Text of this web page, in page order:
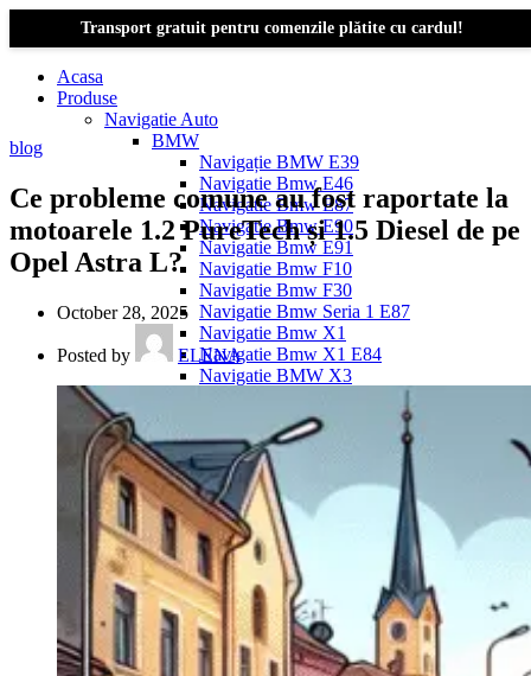
Transport gratuit pentru comenzile plătite cu cardul!
Acasa
Produse
Navigatie Auto
BMW
Navigație BMW E39
Navigatie Bmw E46
Navigatie Bmw E87
Navigatie Bmw E90
Navigatie Bmw E91
Navigatie Bmw F10
Navigatie Bmw F30
Navigatie Bmw Seria 1 E87
Navigatie Bmw X1
Navigatie Bmw X1 E84
Navigatie BMW X3
Navigatie BMW X3 f25
Dacia Logan
Navigație Dacia Logan 1 (2004–2012)
Navigație Dacia Logan 2 (2012–2020)
Navigație Dacia Logan 3 (2020–Prezent)
Dacia Duster
Navigatie Duster 2011
Navigatie Duster 2019
Audi
Navigatie Audi A3 8p
Navigatie Audi A4
Navigatie Audi A4 B6
blog
Ce probleme comune au fost raportate la
motoarele 1.2 PureTech și 1.5 Diesel de pe
Opel Astra L?
October 28, 2025
Posted by ELENA